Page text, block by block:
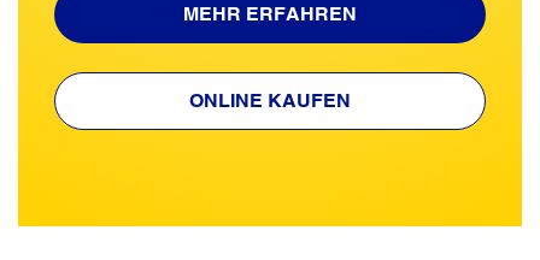
MEHR ERFAHREN
ONLINE KAUFEN